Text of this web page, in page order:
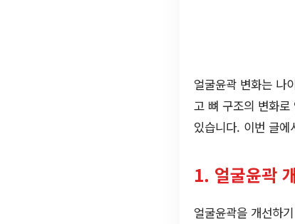
얼굴윤곽 변화는 나
고 뼈 구조의 변화로
있습니다. 이번 글
1. 얼굴윤곽
얼굴윤곽을 개선하